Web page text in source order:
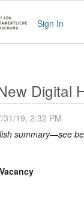
Sign In
Digital
31/19, 2:32 PM
summary—see